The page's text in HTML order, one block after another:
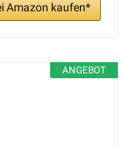
Amazon kaufen*
ANGEBOT